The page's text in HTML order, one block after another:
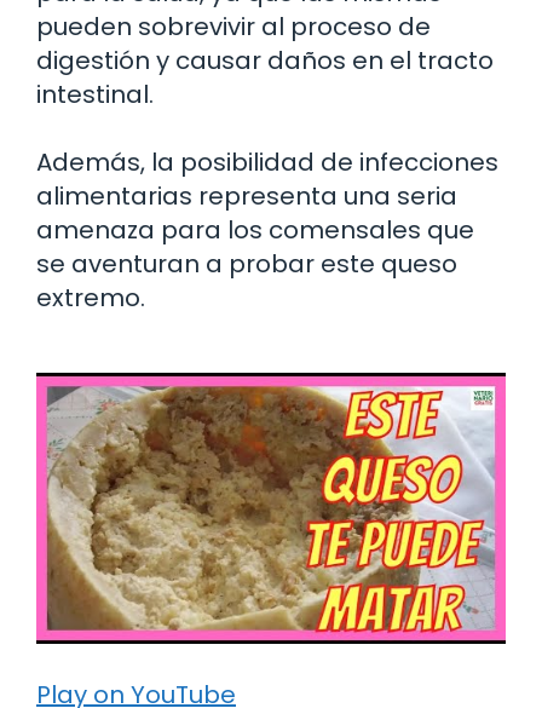
pueden sobrevivir al proceso de
digestión y causar daños en el tracto
intestinal.
Además, la posibilidad de infecciones
alimentarias representa una seria
amenaza para los comensales que
se aventuran a probar este queso
extremo.
Play on YouTube